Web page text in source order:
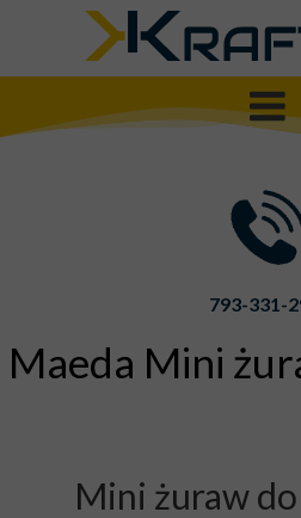
793-331-
Mini żuraw
Maeda Mini